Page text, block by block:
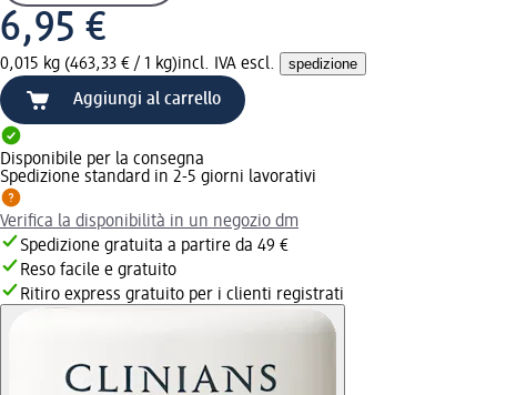
6,95 €
0,015 kg (463,33 € / 1 kg)incl. IVA escl. spedizione
Aggiungi al carrello
Disponibile per la consegna
Spedizione standard in 2-5 giorni lavorativi
Verifica la disponibilità in un negozio dm
Spedizione gratuita a partire da 49 €
Reso facile e gratuito
Ritiro express gratuito per i clienti registrati